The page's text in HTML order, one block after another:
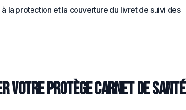
à la protection et la couverture du livret de suivi des
votre protège carnet de santé